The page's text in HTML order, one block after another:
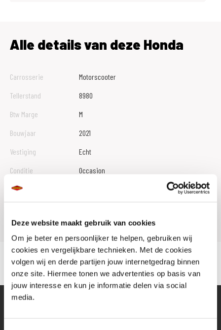
Deze website maakt gebruik van cookies
Om je beter en persoonlijker te helpen, gebruiken wij
cookies en vergelijkbare technieken. Met de cookies
volgen wij en derde partijen jouw internetgedrag binnen
onze site. Hiermee tonen we advertenties op basis van
jouw interesse en kun je informatie delen via social
media.
Alle details van deze Honda
Carrosserie
Motorscooter
Tellerstand
8980
Btw Marge
M
Bouwjaar
2021
Vestiging
Echt
Conditie
Occasion
Rijbewijs type